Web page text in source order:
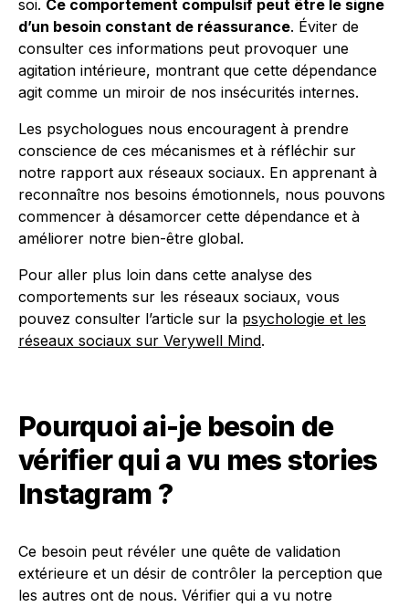
soi. Ce comportement compulsif peut être le signe
d’un besoin constant de réassurance. Éviter de
consulter ces informations peut provoquer une
agitation intérieure, montrant que cette dépendance
agit comme un miroir de nos insécurités internes.
Les psychologues nous encouragent à prendre
conscience de ces mécanismes et à réfléchir sur
notre rapport aux réseaux sociaux. En apprenant à
reconnaître nos besoins émotionnels, nous pouvons
commencer à désamorcer cette dépendance et à
améliorer notre bien-être global.
Pour aller plus loin dans cette analyse des
comportements sur les réseaux sociaux, vous
pouvez consulter l’article sur la psychologie et les
réseaux sociaux sur Verywell Mind.
Pourquoi ai-je besoin de
vérifier qui a vu mes stories
Instagram ?
Ce besoin peut révéler une quête de validation
extérieure et un désir de contrôler la perception que
les autres ont de nous. Vérifier qui a vu notre